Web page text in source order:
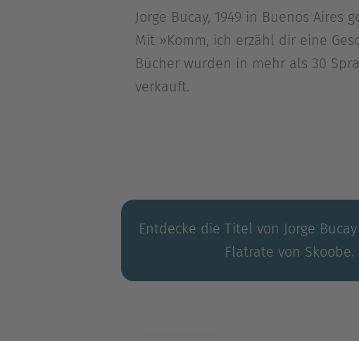
Jorge Bucay, 1949 in Buenos
Mit »Komm, ich erzähl dir eine
Bücher wurden in mehr als 30
verkauft.
Entdecke die Titel von Jorge
Flatrate von Skoobe.